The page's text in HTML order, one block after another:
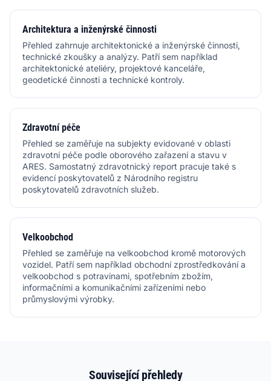
Architektura a inženýrské činnosti
Přehled zahrnuje architektonické a inženýrské činnosti,
technické zkoušky a analýzy. Patří sem například
architektonické ateliéry, projektové kanceláře,
geodetické činnosti a technické kontroly.
Zdravotní péče
Přehled se zaměřuje na subjekty evidované v oblasti
zdravotní péče podle oborového zařazení a stavu v
ARES. Samostatný zdravotnický report pracuje také s
evidencí poskytovatelů z Národního registru
poskytovatelů zdravotních služeb.
Velkoobchod
Přehled se zaměřuje na velkoobchod kromě motorových
vozidel. Patří sem například obchodní zprostředkování a
velkoobchod s potravinami, spotřebním zbožím,
informačními a komunikačními zařízeními nebo
průmyslovými výrobky.
Související přehledy